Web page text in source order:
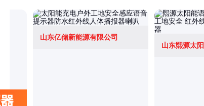
山东亿储新能源有限公司
山东熙源太